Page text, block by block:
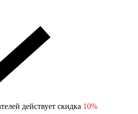
действует скидка 10%